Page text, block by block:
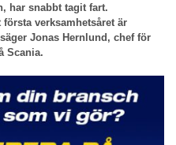
har snabbt tagit fart.
verksamhetsåret är
Jonas Hernlund, chef för
Scania.